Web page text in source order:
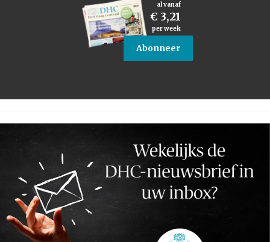
al vanaf
€ 3,21
per week
Abonneer